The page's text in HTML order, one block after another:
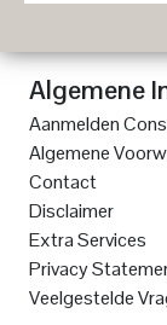
Algemene
Aanmelden
Algemene
Contact
Disclaimer
Extra Services
Privacy
Veelgestelde